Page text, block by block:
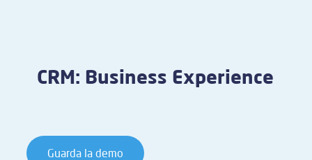
CRM: Business Experience
Guarda la demo